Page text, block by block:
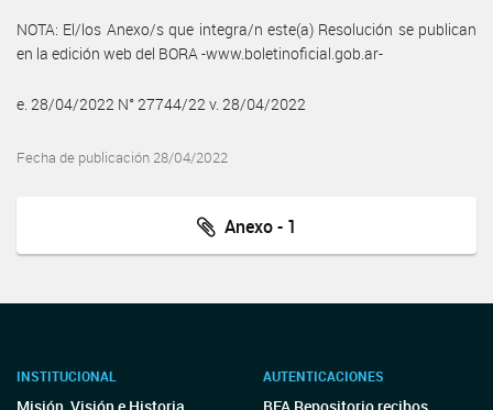
NOTA: El/los Anexo/s que integra/n este(a) Resolución se publican
en la edición web del BORA -www.boletinoficial.gob.ar-
e. 28/04/2022 N° 27744/22 v. 28/04/2022
Fecha de publicación 28/04/2022
Anexo - 1
INSTITUCIONAL AUTENTICACIONES